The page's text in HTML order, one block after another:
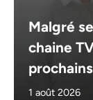
Malgré
chaine
1 août 2026